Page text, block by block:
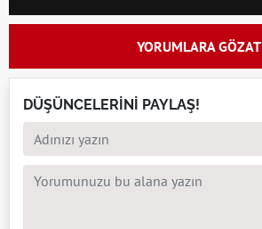
YORUMLARA GÖZAT
DÜŞÜNCELERİNİ PAYLAŞ!